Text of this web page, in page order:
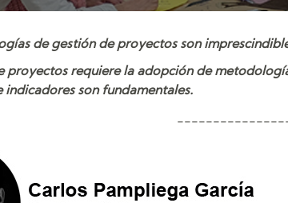
de gestión de proyectos son
proyectos requiere la adopción de
indicadores son fundamentales.